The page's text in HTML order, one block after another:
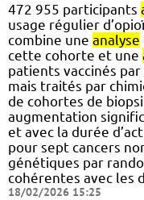
472 955 participants
usage régulier
combine une analyse
cette cohorte et une
patients vaccinés par
mais traités par
de cohortes de
augmentation
et avec la durée
pour sept cancers
génétiques par
cohérentes avec les
18/02/2026 15:25